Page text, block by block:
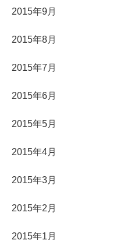
2015年9月
2015年8月
2015年7月
2015年6月
2015年5月
2015年4月
2015年3月
2015年2月
2015年1月